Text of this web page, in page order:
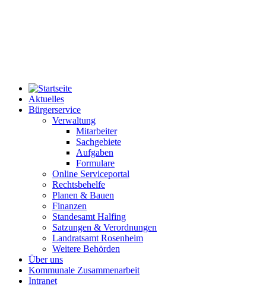
Aktuelles
Bürgerservice
Verwaltung
Mitarbeiter
Sachgebiete
Aufgaben
Formulare
Online Serviceportal
Rechtsbehelfe
Planen & Bauen
Finanzen
Standesamt Halfing
Satzungen & Verordnungen
Landratsamt Rosenheim
Weitere Behörden
Über uns
Kommunale Zusammenarbeit
Intranet